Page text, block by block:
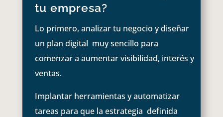
tu empresa?
Lo primero, analizar tu negocio y diseñar
un plan digital muy sencillo para
comenzar a aumentar visibilidad, interés y
ventas.
Implantar herramientas y automatizar
tareas para que la estrategia definida